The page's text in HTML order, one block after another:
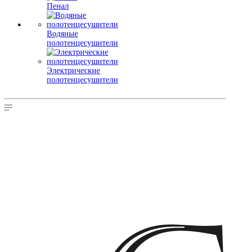
Пенал
Водяные
полотенцесушители
Электрические
полотенцесушители